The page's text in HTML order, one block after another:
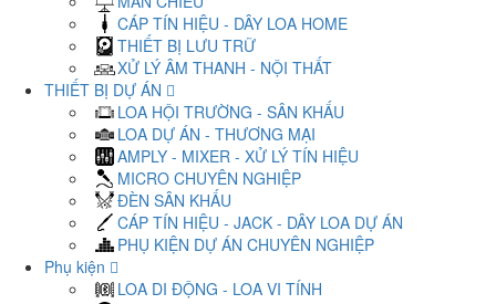
CÁP TÍN HIỆU - DÂY LOA HOME
THIẾT BỊ LƯU TRỮ
XỬ LÝ ÂM THANH - NỘI THẤT
THIẾT BỊ DỰ ÁN
LOA HỘI TRƯỜNG - SÂN KHẤU
LOA DỰ ÁN - THƯƠNG MẠI
AMPLY - MIXER - XỬ LÝ TÍN HIỆU
MICRO CHUYÊN NGHIỆP
ĐÈN SÂN KHẤU
CÁP TÍN HIỆU - JACK - DÂY LOA DỰ ÁN
PHỤ KIỆN DỰ ÁN CHUYÊN NGHIỆP
Phụ kiện
LOA DI ĐỘNG - LOA VI TÍNH